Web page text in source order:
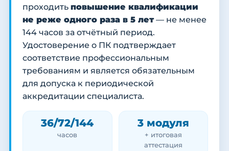
проходить повышение квалификации
не реже одного раза в 5 лет— не менее
144 часов за отчётный период.
Удостоверение о ПК подтверждает
соответствие профессиональным
требованиям и является обязательным
для допуска к периодической
аккредитации специалиста.
36/72/144
часов
3 модуля
+ итоговая
аттестация